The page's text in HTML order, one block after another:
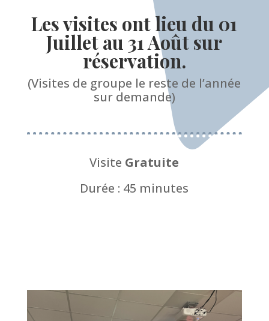
Les visites ont lieu du 01
Juillet au 31 Août sur
réservation.
(Visites de groupe le reste de l’année
sur demande)
Visite Gratuite
Durée : 45 minutes